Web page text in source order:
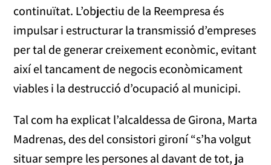
continuïtat. L’objectiu de la Reempresa és
impulsar i estructurar la transmissió d’empreses
per tal de generar creixement econòmic, evitant
així el tancament de negocis econòmicament
viables i la destrucció d’ocupació al municipi.
Tal com ha explicat l’alcaldessa de Girona, Marta
Madrenas, des del consistori gironí “s’ha volgut
situar sempre les persones al davant de tot, ja